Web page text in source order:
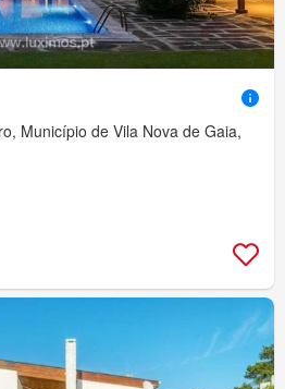
Município de Vila Nova de Gaia,